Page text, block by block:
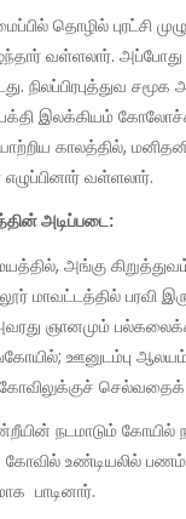
வள்ளலார். அப்போது
நிலப்பிரபுத்துவ
இலக்கியம்
காலத்தில்,
வள்ளலார்.
அடிப்படை:
மாவட்டத்தில் பரவி
ஞானமும்
ஊனுடம்பு
உண்டியலில்
பாடினார்.